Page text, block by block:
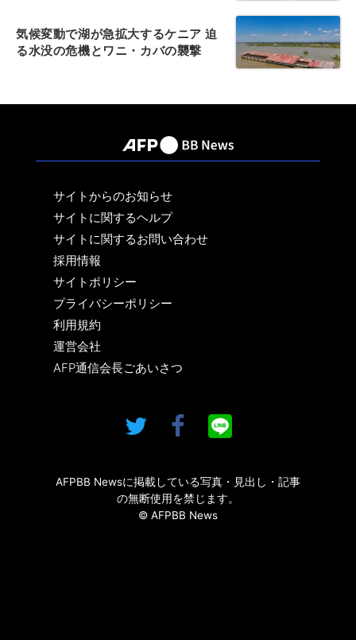
気候変動で湖が急拡大するケニア 迫
る水没の危機とワニ・カバの襲撃
サイトからのお知らせ
サイトに関するヘルプ
サイトに関するお問い合わせ
採用情報
サイトポリシー
プライバシーポリシー
利用規約
運営会社
AFP通信会長ごあいさつ
AFPBB Newsに掲載している写真・見出し・記事
の無断使用を禁じます。
© AFPBB News